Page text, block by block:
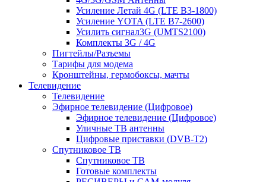
Усиление Летай 4G (LTE B3-1800)
Усиление YOTA (LTE B7-2600)
Усилить сигнал3G (UMTS2100)
Комплекты 3G / 4G
Пигтейлы/Разъемы
Тарифы для модема
Кронштейны, гермобоксы, мачты
Телевидение
Телевидение
Эфирное телевидение (Цифровое)
Эфирное телевидение (Цифровое)
Уличные ТВ антенны
Цифровые приставки (DVB-T2)
Спутниковое ТВ
Спутниковое ТВ
Готовые комплекты